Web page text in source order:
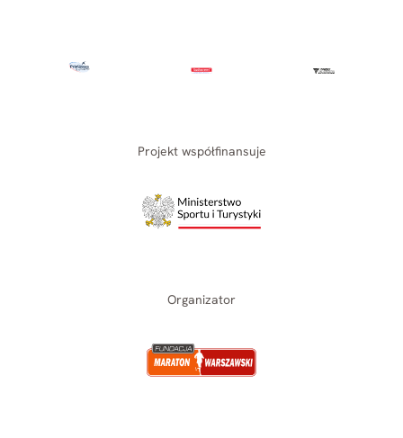
Projekt współfinansuje
Organizator